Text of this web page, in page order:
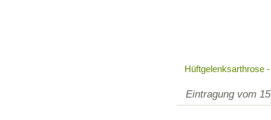
Hüftgelenksarthrose
Eintragung vom